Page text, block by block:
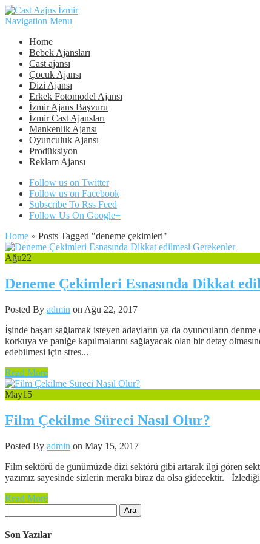
Navigation Menu
Home
Bebek Ajansları
Cast ajansı
Çocuk Ajansı
Dizi Ajansı
Erkek Fotomodel Ajansı
İzmir Ajans Başvuru
İzmir Cast Ajansları
Mankenlik Ajansı
Oyunculuk Ajansı
Prodüksiyon
Reklam Ajansı
Follow us on Twitter
Follow us on Facebook
Subscribe To Rss Feed
Follow Us On Google+
Home » Posts Tagged "deneme çekimleri"
Ağu22
Deneme Çekimleri Esnasında Dikkat
Posted By admin on Ağu 22, 2017
İşinde başarı sağlamak isteyen adayların ya da oyuncuların
korkuya ve paniğe kapılmalarını sağlayacak olan bir detay
edebilmesi için stres...
Read More
May15
Film Çekilme Süreci Nasıl Olur?
Posted By admin on May 15, 2017
Film sektörü de günümüzde dizi sektörü gibi artarak ilgi gören
yazımız sayesinde sizlerin merakı biraz da olsa gidecektir.
Read More
Son Yazılar